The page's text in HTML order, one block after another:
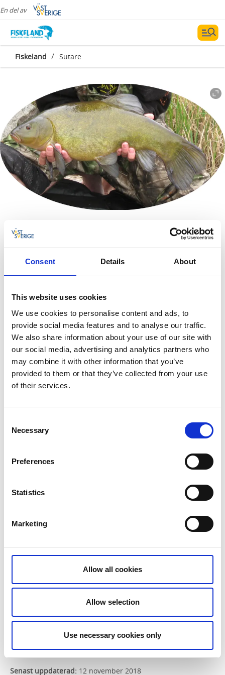
Consent Details About
This website uses cookies
We use cookies to personalise content and ads, to
provide social media features and to analyse our traffic.
We also share information about your use of our site with
our social media, advertising and analytics partners who
may combine it with other information that you’ve
provided to them or that they’ve collected from your use
of their services.
Selection
Necessary
Preferences
Statistics
Marketing
Allow all cookies
Allow selection
Use necessary cookies only
En del av
Fiskeland / Sutare
Sutare
Sutaren tillhör karpfiskarna och finns i ganska många
vatten i Fiskelandsområdet. Fisken är en ”doldis” som
vegetationsrika, grunda och näringsrika sjöar.
Bland metare i främst England är den en populär
sportfisk och en erkänd figther på spöt! Vikten är
oftast mellan halvkilot och uppemot 2 kg. Fisken har
ett tjockt skinn och slemlager.
Fillingsjön
Mellan Kornsjön
Nedre Upperudsälven
Ramsbytjärn
Sågtjärn
Södra Lelång
Västra Silen
Östersjön
Senast uppdaterad: 12 november 2018